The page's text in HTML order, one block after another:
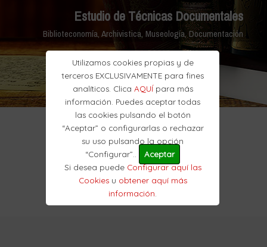
Utilizamos cookies propias y de
terceros EXCLUSIVAMENTE para fines
analíticos. Clica AQUÍpara más
información. Puedes aceptar todas
las cookies pulsando el botón
“Aceptar” o configurarlas o rechazar
su uso pulsando la opción
“Configurar”..
Aceptar
Si desea puede Configurar aquí las
Cookiesu obtener aquí más
información
Estudio de Técnicas Documentales
Biblioteconomía, Archivistica, Museología, Documentación